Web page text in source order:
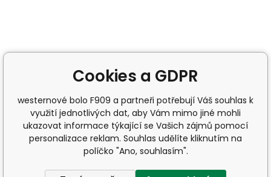
Cookies a GDPR
westernové bolo F909 a partneři potřebují Váš souhlas k
využití jednotlivých dat, aby Vám mimo jiné mohli
ukazovat informace týkající se Vašich zájmů pomocí
personalizace reklam. Souhlas udělíte kliknutím na
políčko "Ano, souhlasím".